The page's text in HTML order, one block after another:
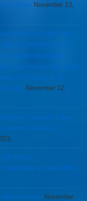
juridique
November 13,
plusieurs des Etats
en infection Covid-
pharmaceutique
que presque rien n’est
chroniques de la
November 12,
autres maladies
le taux
davantage et sans effets
électro-solaire November